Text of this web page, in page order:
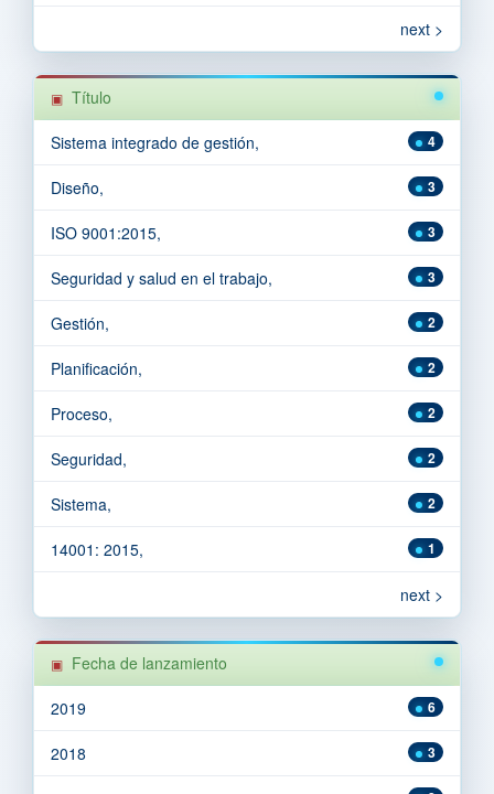
next >
Título
4
Sistema integrado de gestión,
3
Diseño,
3
ISO 9001:2015,
3
Seguridad y salud en el trabajo,
2
Gestión,
2
Planificación,
2
Proceso,
2
Seguridad,
2
Sistema,
1
14001: 2015,
next >
Fecha de lanzamiento
6
2019
3
2018